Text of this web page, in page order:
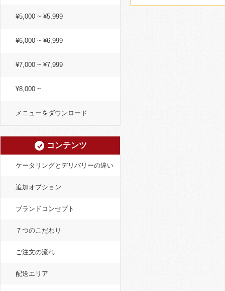
¥5,000 ~ ¥5,999
¥6,000 ~ ¥6,999
¥7,000 ~ ¥7,999
¥8,000 ~
メニューをダウンロード
コンテンツ
ケータリングとデリバリーの違い
追加オプション
ブランドコンセプト
７つのこだわり
ご注文の流れ
配送エリア